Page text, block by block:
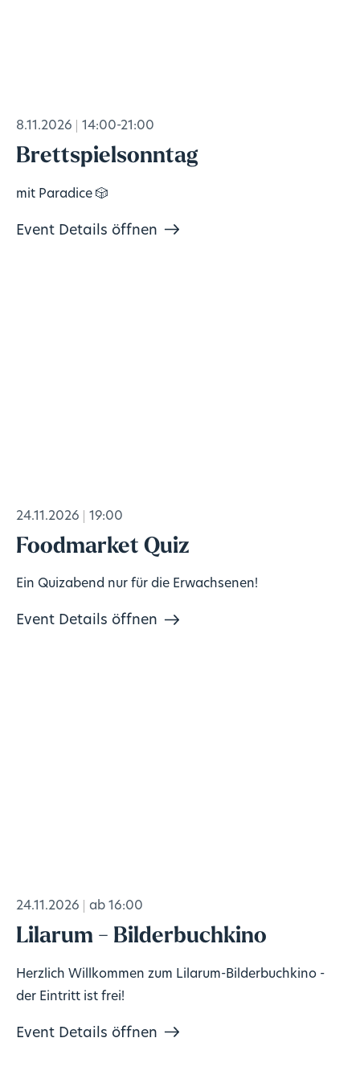
8.11.2026 14:00-21:00
Brettspielsonntag
mit Paradice 🎲
Event Details öffnen
24.11.2026 19:00
Foodmarket Quiz
Ein Quizabend nur für die Erwachsenen!
Event Details öffnen
24.11.2026 ab 16:00
Lilarum - Bilderbuchkino
Herzlich Willkommen zum Lilarum-Bilderbuchkino -
der Eintritt ist frei!
Event Details öffnen